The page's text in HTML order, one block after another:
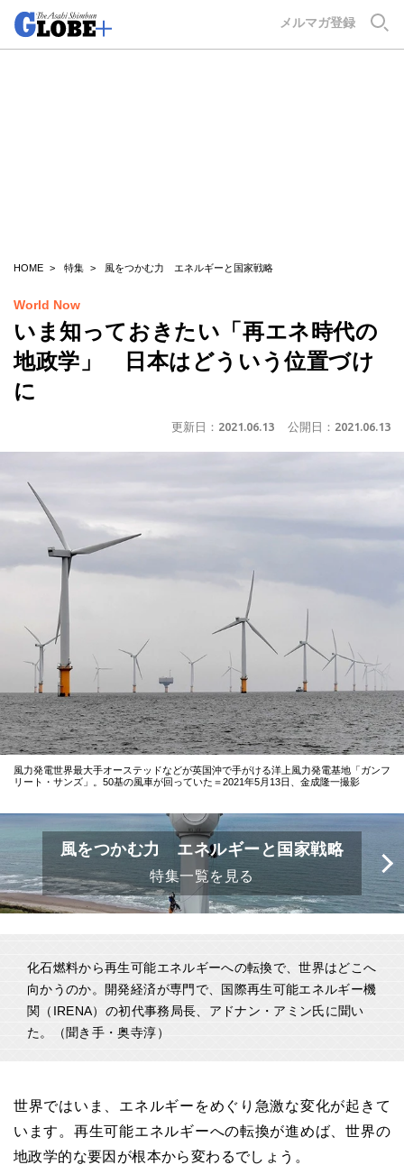
メルマガ登録
HOME 特集 風をつかむ力 エネルギーと国家戦略
World Now
いま知っておきたい「再エネ時代の
地政学」 日本はどういう位置づけ
に
更新日： 2021.06.13 公開日： 2021.06.13
風力発電世界最大手オーステッドなどが英国沖で手がける洋上風力発電基地「ガンフ
リート・サンズ」。50基の風車が回っていた＝2021年5月13日、金成隆一撮影
風をつかむ力 エネルギーと国家戦略
特集一覧を見る
化石燃料から再生可能エネルギーへの転換で、世界はどこへ
向かうのか。開発経済が専門で、国際再生可能エネルギー機
関（IRENA）の初代事務局長、アドナン・アミン氏に聞い
た。（聞き手・奥寺淳）
世界ではいま、エネルギーをめぐり急激な変化が起きて
います。再生可能エネルギーへの転換が進めば、世界の
地政学的な要因が根本から変わるでしょう。